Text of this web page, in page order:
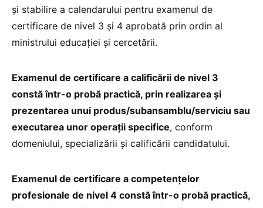
și stabilire a calendarului pentru examenul de
certificare de nivel 3 și 4 aprobată prin ordin al
ministrului educației și cercetării.
Examenul de certificare a calificării de nivel 3
constă într-o probă practică, prin realizarea și
prezentarea unui produs/subansamblu/serviciu sau
executarea unor operații specifice, conform
domeniului, specializării și calificării candidatului.
Examenul de certificare a competențelor
profesionale de nivel 4 constă într-o probă practică,